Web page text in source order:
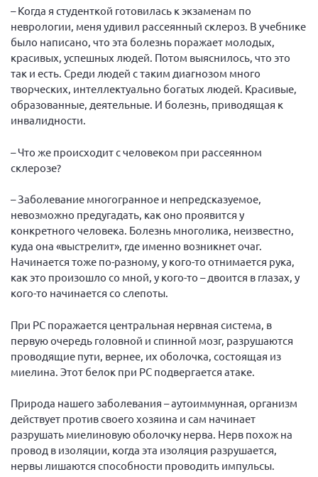
Тульская область
Ульяновская область
Челябинская область
Ярославская область
– Когда я студенткой готовилась к экзаменам по
неврологии, меня удивил рассеянный склероз. В учебнике
было написано, что эта болезнь поражает молодых,
красивых, успешных людей. Потом выяснилось, что это
так и есть. Среди людей с таким диагнозом много
творческих, интеллектуально богатых людей. Красивые,
образованные, деятельные. И болезнь, приводящая к
инвалидности.
– Что же происходит с человеком при рассеянном
склерозе?
– Заболевание многогранное и непредсказуемое,
невозможно предугадать, как оно проявится у
конкретного человека. Болезнь многолика, неизвестно,
куда она «выстрелит», где именно возникнет очаг.
Начинается тоже по-разному, у кого-то отнимается рука,
как это произошло со мной, у кого-то – двоится в глазах, у
кого-то начинается со слепоты.
При РС поражается центральная нервная система, в
первую очередь головной и спинной мозг, разрушаются
проводящие пути, вернее, их оболочка, состоящая из
миелина. Этот белок при РС подвергается атаке.
Природа нашего заболевания – аутоиммунная, организм
действует против своего хозяина и сам начинает
разрушать миелиновую оболочку нерва. Нерв похож на
провод в изоляции, когда эта изоляция разрушается,
нервы лишаются способности проводить импульсы.